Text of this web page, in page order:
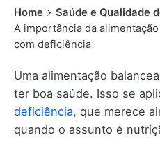
Home
Saúde e Qualidade
A importância da
com deficiência
Uma alimentação
ter boa saúde. Isso se
deficiência, que merece
quando o assunto é